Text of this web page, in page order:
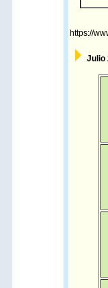
https://
Julio